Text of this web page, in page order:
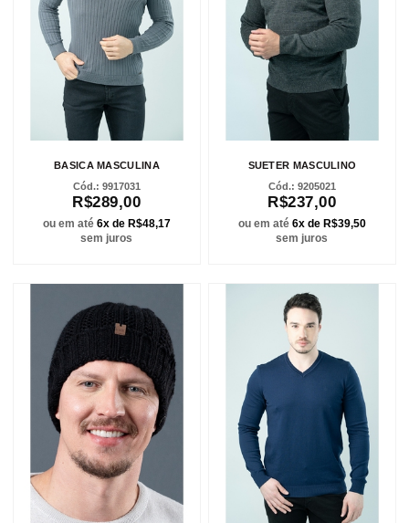
BASICA MASCULINA
9917031
R$289,00
ou em até 6x de R$48,17
sem juros
SUETER MASCULINO
9205021
R$237,00
ou em até 6x de R$39,50
sem juros